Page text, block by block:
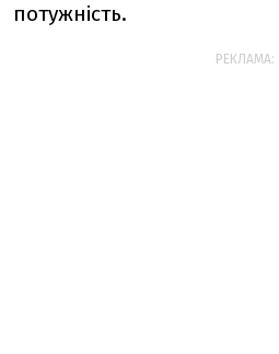
потужність.
РЕКЛАМА: